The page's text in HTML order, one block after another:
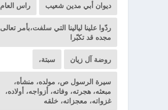
ديوان أبي مدين شعيب راس العام
ردّوا علينا ليالينا التي سلفت،بأمر تعالى
مجده قد تكبّرا
روضة آل زيان سبتة،
سيرة الرسول ص، مولده، منشأه،
مبعثه، هجرته، وفاته، أزواجه، أولاده،
غزواته، معجزاته، خلقه